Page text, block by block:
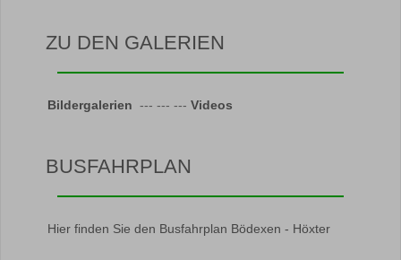
ZU DEN GALERIEN
Bildergalerien --- --- --- Videos
BUSFAHRPLAN
Hier finden Sie den Busfahrplan Bödexen - Höxter